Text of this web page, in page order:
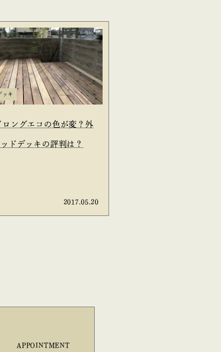
ッキ
ロングエコの色が変？外
ドデッキの評判は？
2017.05.20
APPOINTMENT